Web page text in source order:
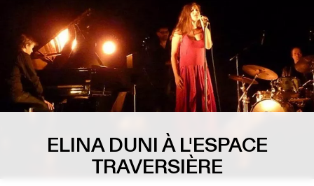
Archives
Medias
Publications
About
FR/EN
ELINA DUNI À L'ESPACE
TRAVERSIÈRE